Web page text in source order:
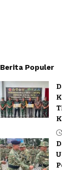
Berita Populer